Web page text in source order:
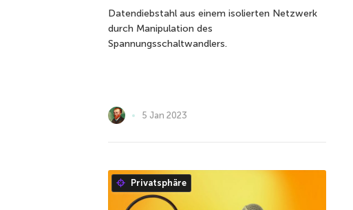
Datendiebstahl aus einem isolierten Netzwerk
durch Manipulation des
Spannungsschaltwandlers.
5 Jan 2023
Privatsphäre